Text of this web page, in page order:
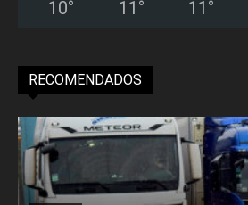
10° 11 ° 11 °
RECOMENDADOS